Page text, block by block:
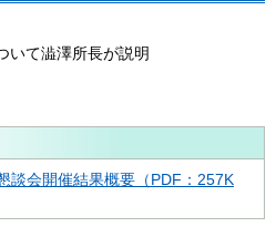
いて澁澤所長が説明
談会開催結果概要（PDF：257K